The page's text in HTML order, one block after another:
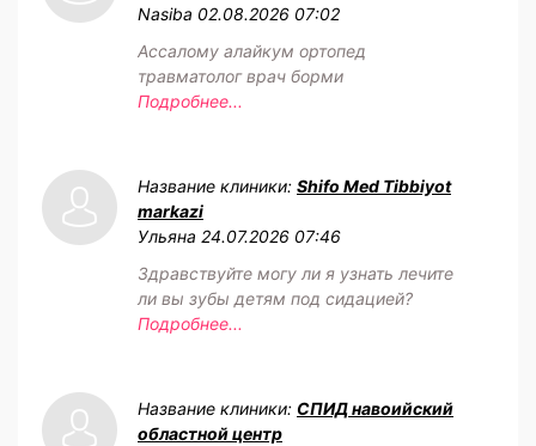
Nasiba 02.08.2026 07:02
Ассалому алайкум ортопед
травматолог врач борми
Подробнее...
Название клиники: Shifo Med Tibbiyot
markazi
Ульяна 24.07.2026 07:46
Здравствуйте могу ли я узнать лечите
ли вы зубы детям под сидацией?
Подробнее...
Название клиники: СПИД навоийский
областной центр